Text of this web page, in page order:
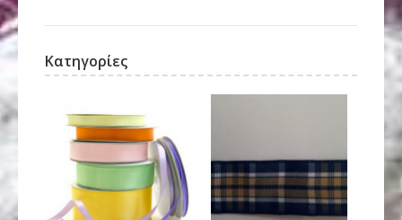
Κατηγορίες